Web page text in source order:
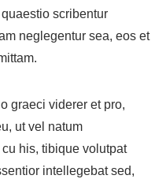
scribentur
neglegentur sea, eos et
graeci viderer et pro,
ut vel natum
his, tibique volutpat
intellegebat sed,